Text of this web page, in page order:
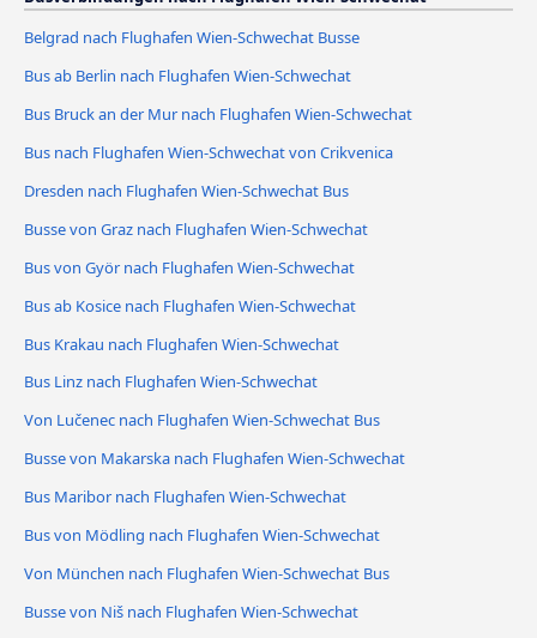
Belgrad nach Flughafen Wien-Schwechat Busse
Bus ab Berlin nach Flughafen Wien-Schwechat
Bus Bruck an der Mur nach Flughafen Wien-Schwechat
Bus nach Flughafen Wien-Schwechat von Crikvenica
Dresden nach Flughafen Wien-Schwechat Bus
Busse von Graz nach Flughafen Wien-Schwechat
Bus von Györ nach Flughafen Wien-Schwechat
Bus ab Kosice nach Flughafen Wien-Schwechat
Bus Krakau nach Flughafen Wien-Schwechat
Bus Linz nach Flughafen Wien-Schwechat
Von Lučenec nach Flughafen Wien-Schwechat Bus
Busse von Makarska nach Flughafen Wien-Schwechat
Bus Maribor nach Flughafen Wien-Schwechat
Bus von Mödling nach Flughafen Wien-Schwechat
Von München nach Flughafen Wien-Schwechat Bus
Busse von Niš nach Flughafen Wien-Schwechat